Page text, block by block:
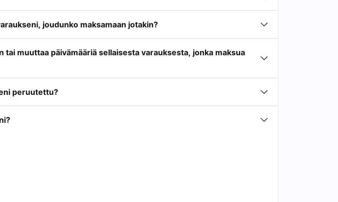
joudunko maksamaan jotakin?
tai muuttaa päivämääriä sellaisesta varauksesta, jonka maksua
peruutettu?